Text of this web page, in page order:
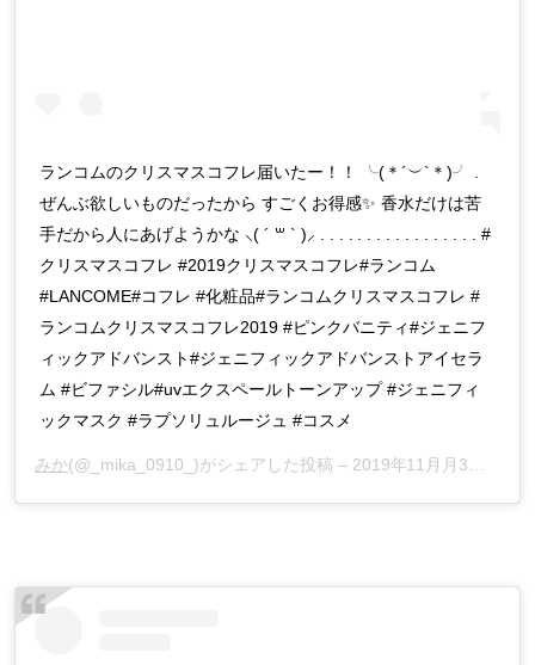
ランコムのクリスマスコフレ届いたー！！ ╰(＊´︶`＊)╯ .
ぜんぶ欲しいものだったから すごくお得感✨ 香水だけは苦
手だから人にあげようかな ⸜( ´ ꒳ ` )⸝ . . . . . . . . . . . . . . . . . #
クリスマスコフレ #2019クリスマスコフレ#ランコム
#LANCOME#コフレ #化粧品#ランコムクリスマスコフレ #
ランコムクリスマスコフレ2019 #ピンクバニティ#ジェニフ
ィックアドバンスト#ジェニフィックアドバンストアイセラ
ム #ビファシル#uvエクスペールトーンアップ #ジェニフィ
ックマスク #ラプソリュルージュ #コスメ
みか(@_mika_0910_)がシェアした投稿 – 2019年11月月3日午後10時40分PST